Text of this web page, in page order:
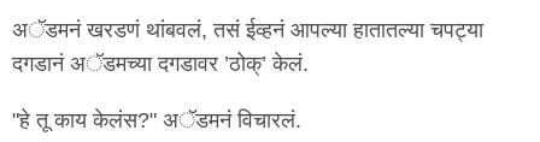
अॅडमनं खरडणं थांबवलं, तसं ईव्हनं आपल्या हातातल्या चपट्या
दगडानं अॅडमच्या दगडावर ’ठोक्‌’ केलं.
"हे तू काय केलंस?" अॅडमनं विचारलं.